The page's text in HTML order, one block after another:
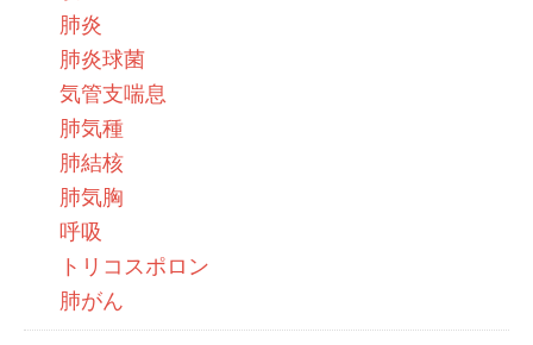
肺炎
肺炎球菌
気管支喘息
肺気種
肺結核
肺気胸
呼吸
トリコスポロン
肺がん